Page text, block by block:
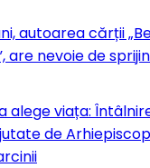
autoarea cărții
are nevoie de sprijin
alege viața:
de